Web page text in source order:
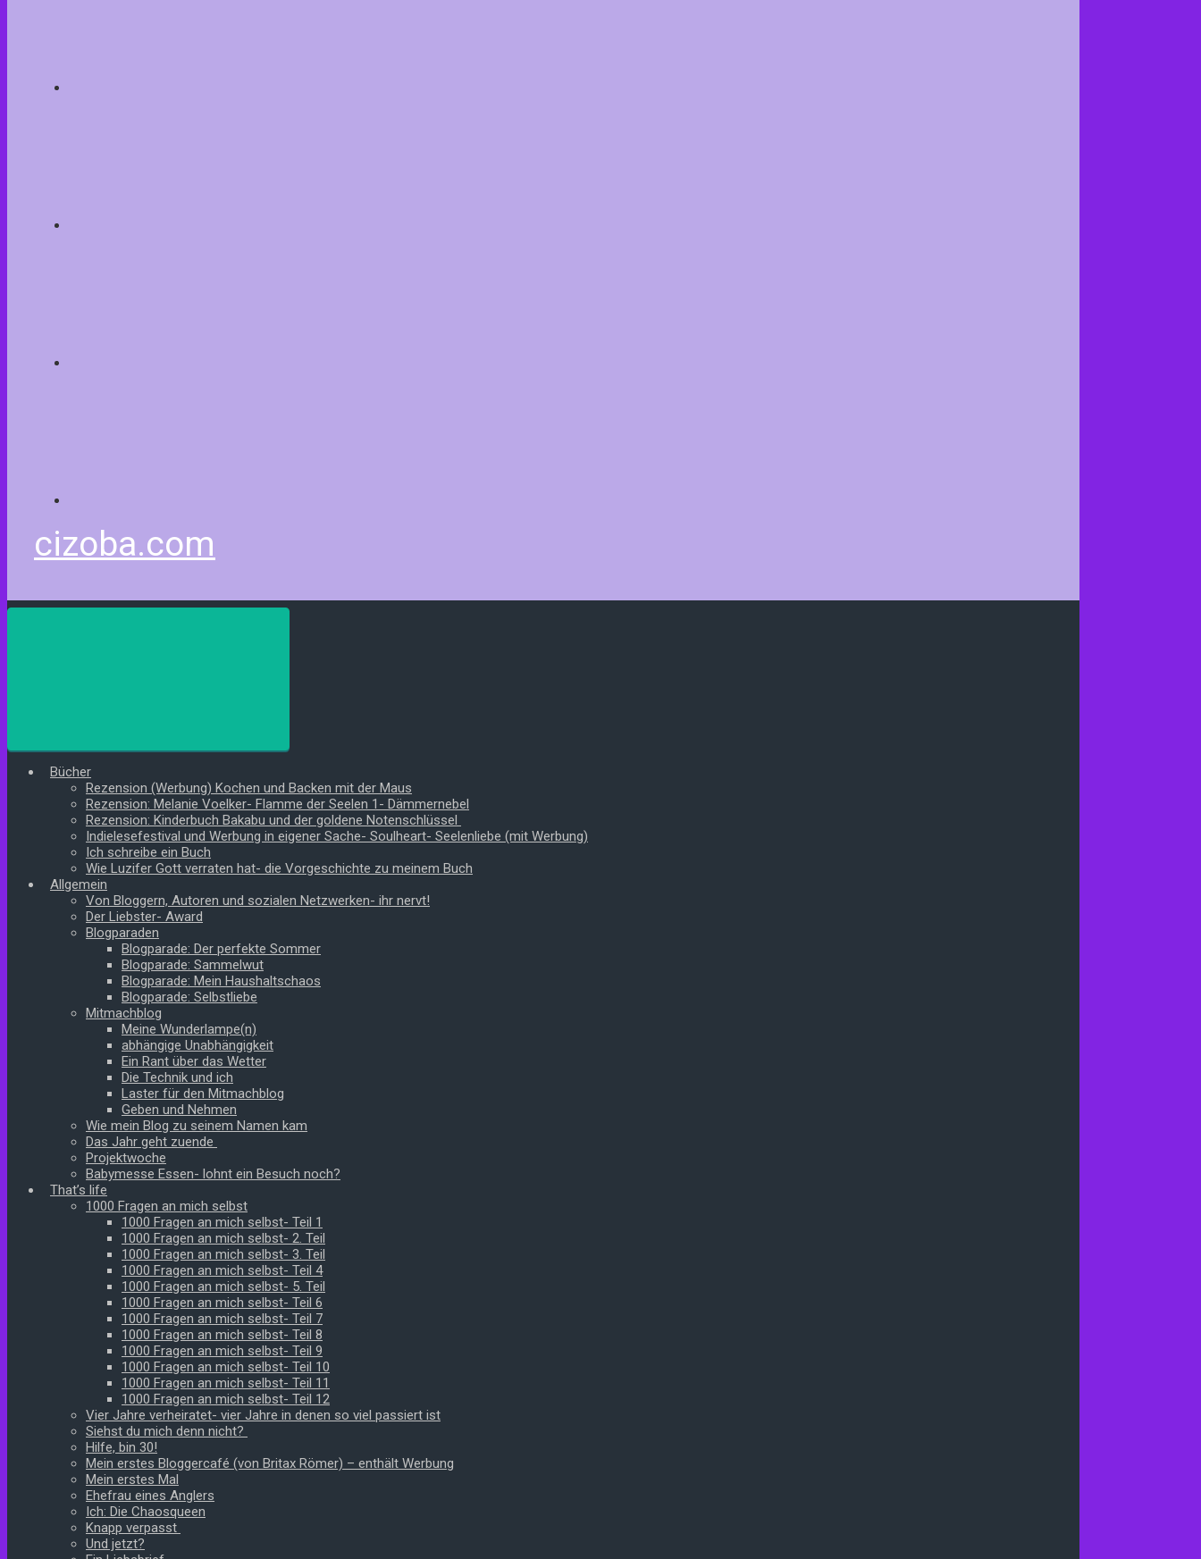
cizoba.com
Bücher
Rezension (Werbung) Kochen und Backen mit der Maus
Rezension: Melanie Voelker- Flamme der Seelen 1- Dämmernebel
Rezension: Kinderbuch Bakabu und der goldene Notenschlüssel
Indielesefestival und Werbung in eigener Sache- Soulheart- Seelenliebe (mit Werbung)
Ich schreibe ein Buch
Wie Luzifer Gott verraten hat- die Vorgeschichte zu meinem Buch
Allgemein
Von Bloggern, Autoren und sozialen Netzwerken- ihr nervt!
Der Liebster- Award
Blogparaden
Blogparade: Der perfekte Sommer
Blogparade: Sammelwut
Blogparade: Mein Haushaltschaos
Blogparade: Selbstliebe
Mitmachblog
Meine Wunderlampe(n)
abhängige Unabhängigkeit
Ein Rant über das Wetter
Die Technik und ich
Laster für den Mitmachblog
Geben und Nehmen
Wie mein Blog zu seinem Namen kam
Das Jahr geht zuende
Projektwoche
Babymesse Essen- lohnt ein Besuch noch?
That’s life
1000 Fragen an mich selbst
1000 Fragen an mich selbst- Teil 1
1000 Fragen an mich selbst- 2. Teil
1000 Fragen an mich selbst- 3. Teil
1000 Fragen an mich selbst- Teil 4
1000 Fragen an mich selbst- 5. Teil
1000 Fragen an mich selbst- Teil 6
1000 Fragen an mich selbst- Teil 7
1000 Fragen an mich selbst- Teil 8
1000 Fragen an mich selbst- Teil 9
1000 Fragen an mich selbst- Teil 10
1000 Fragen an mich selbst- Teil 11
1000 Fragen an mich selbst- Teil 12
Vier Jahre verheiratet- vier Jahre in denen so viel passiert ist
Siehst du mich denn nicht?
Hilfe, bin 30!
Mein erstes Bloggercafé (von Britax Römer) – enthält Werbung
Mein erstes Mal
Ehefrau eines Anglers
Ich: Die Chaosqueen
Knapp verpasst
Und jetzt?